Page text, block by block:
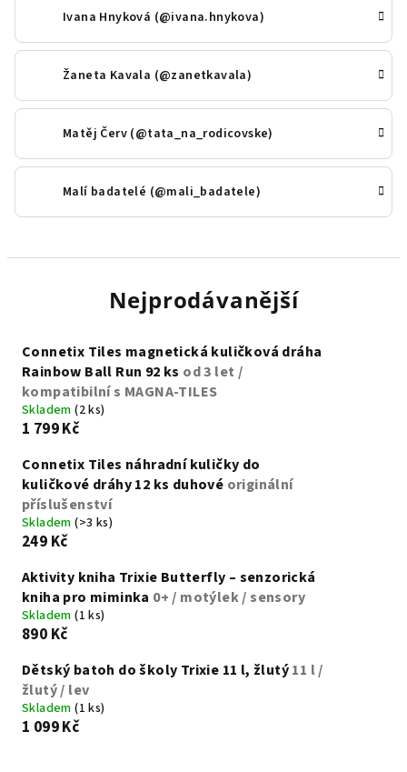
Ivana Hnyková (@ivana.hnykova)
Žaneta Kavala (@zanetkavala)
Matěj Červ (@tata_na_rodicovske)
Malí badatelé (@mali_badatele)
Nejprodávanější
Connetix Tiles magnetická kuličková dráha
Rainbow Ball Run 92 ks od 3 let /
kompatibilní s MAGNA-TILES
Skladem(2 ks)
1 799 Kč
Connetix Tiles náhradní kuličky do
kuličkové dráhy 12 ks duhové originální
příslušenství
Skladem(>3 ks)
249 Kč
Aktivity kniha Trixie Butterfly – senzorická
kniha pro miminka 0+ / motýlek / sensory
Skladem(1 ks)
890 Kč
Dětský batoh do školy Trixie 11 l, žlutý11 l /
žlutý / lev
Skladem(1 ks)
1 099 Kč